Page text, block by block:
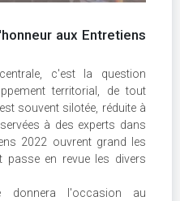
aux Entretiens
c'est la question
territorial, de tout
souvent silotée, réduite à
à des experts dans
2022 ouvrent grand les
passe en revue les divers
donnera l'occasion au